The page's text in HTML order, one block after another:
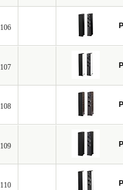
106
107
108
109
110